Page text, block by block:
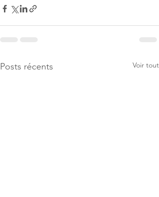
Posts récents Voir tout